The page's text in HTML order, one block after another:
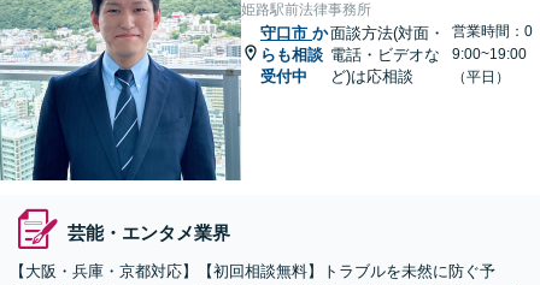
姫路駅前法律事務所
守口市 か
らも相談
受付中
面談方法(対面・
電話・ビデオな
ど)は応相談
営業時間：0
9:00~19:00
（平日）
芸能・エンタメ業界
【大阪・兵庫・京都対応】【初回相談無料】トラブルを未然に防ぐ予